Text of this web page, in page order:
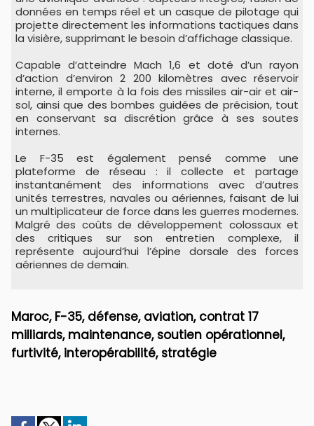
données en temps réel et un casque de pilotage qui
projette directement les informations tactiques dans
la visière, supprimant le besoin d’affichage classique.
Capable d’atteindre Mach 1,6 et doté d’un rayon
d’action d’environ 2 200 kilomètres avec réservoir
interne, il emporte à la fois des missiles air-air et air-
sol, ainsi que des bombes guidées de précision, tout
en conservant sa discrétion grâce à ses soutes
internes.
Le F-35 est également pensé comme une
plateforme de réseau : il collecte et partage
instantanément des informations avec d’autres
unités terrestres, navales ou aériennes, faisant de lui
un multiplicateur de force dans les guerres modernes.
Malgré des coûts de développement colossaux et
des critiques sur son entretien complexe, il
représente aujourd’hui l’épine dorsale des forces
aériennes de demain.
Maroc, F-35, défense, aviation, contrat 17
milliards, maintenance, soutien opérationnel,
furtivité, interopérabilité, stratégie